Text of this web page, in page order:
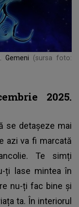
Gemeni
(sursa foto:
2025.
se detașeze mai
azi va fi marcată
Te simți
ți lase mintea în
nu-ți fac bine și
ta. În interiorul